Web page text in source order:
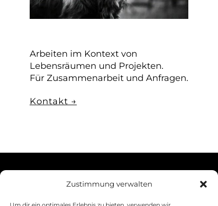
Zustimmung verwalten
Arbeiten im Kontext von
Lebensräumen und Projekten.
Für Zusammenarbeit und Anfragen.
Kontakt →